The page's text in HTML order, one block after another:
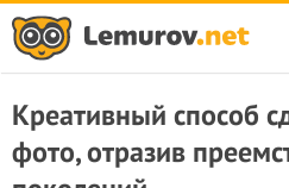
Креативный способ
фото, отразив